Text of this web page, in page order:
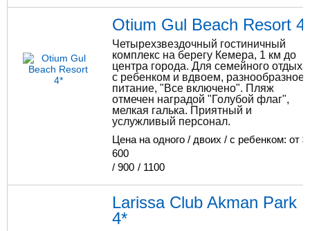
Otium Gul Beach Resort
Четырехзвездочный гостиничный
комплекс на берегу Кемера, 1 км до
центра города. Для семейного отдыха
с ребенком и вдвоем, разнообразное
питание, "Все включено". Пляж
отмечен наградой "Голубой флаг",
мелкая галька. Приятный и
услужливый персонал.
Цена на одного / двоих / с ребенком: от $
600
/ 900 / 1100
Larissa Club Akman Park
4*